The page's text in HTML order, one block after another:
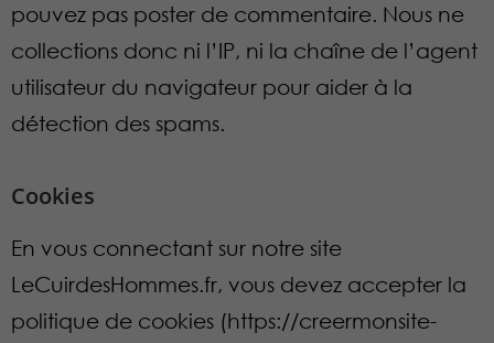
pouvez pas poster de commentaire. Nous ne
collections donc ni l’IP, ni la chaîne de l’agent
utilisateur du navigateur pour aider à la
détection des spams.
Cookies
En vous connectant sur notre site
LeCuirdesHommes.fr, vous devez accepter la
politique de cookies (https://creermonsite-